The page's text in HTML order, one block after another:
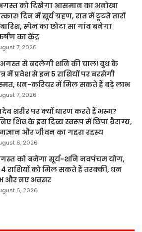
को दिखेगा आसमान का अनोखा
दिन में सूर्य ग्रहण, रात में टूटते तारों
स्पेन का छोटा सा गांव बनेगा
का केंद्र
7, 2026
से बदलेगी शनि की चाल! बुध के
में प्रवेश से इन 5 राशियों पर बरसेगी
धन-करियर में मिल सकते हैं बड़े लाभ
7, 2026
शरीर पर क्यों धारण करते हैं भस्म?
शिव के इस दिव्य स्वरूप में छिपा वैराग्य,
और जीवन का गहरा रहस्य
6, 2026
को बनेगा सूर्य-शनि नवपंचम योग,
राशियों को मिल सकते हैं तरक्की, धन
और नए अवसर
6, 2026